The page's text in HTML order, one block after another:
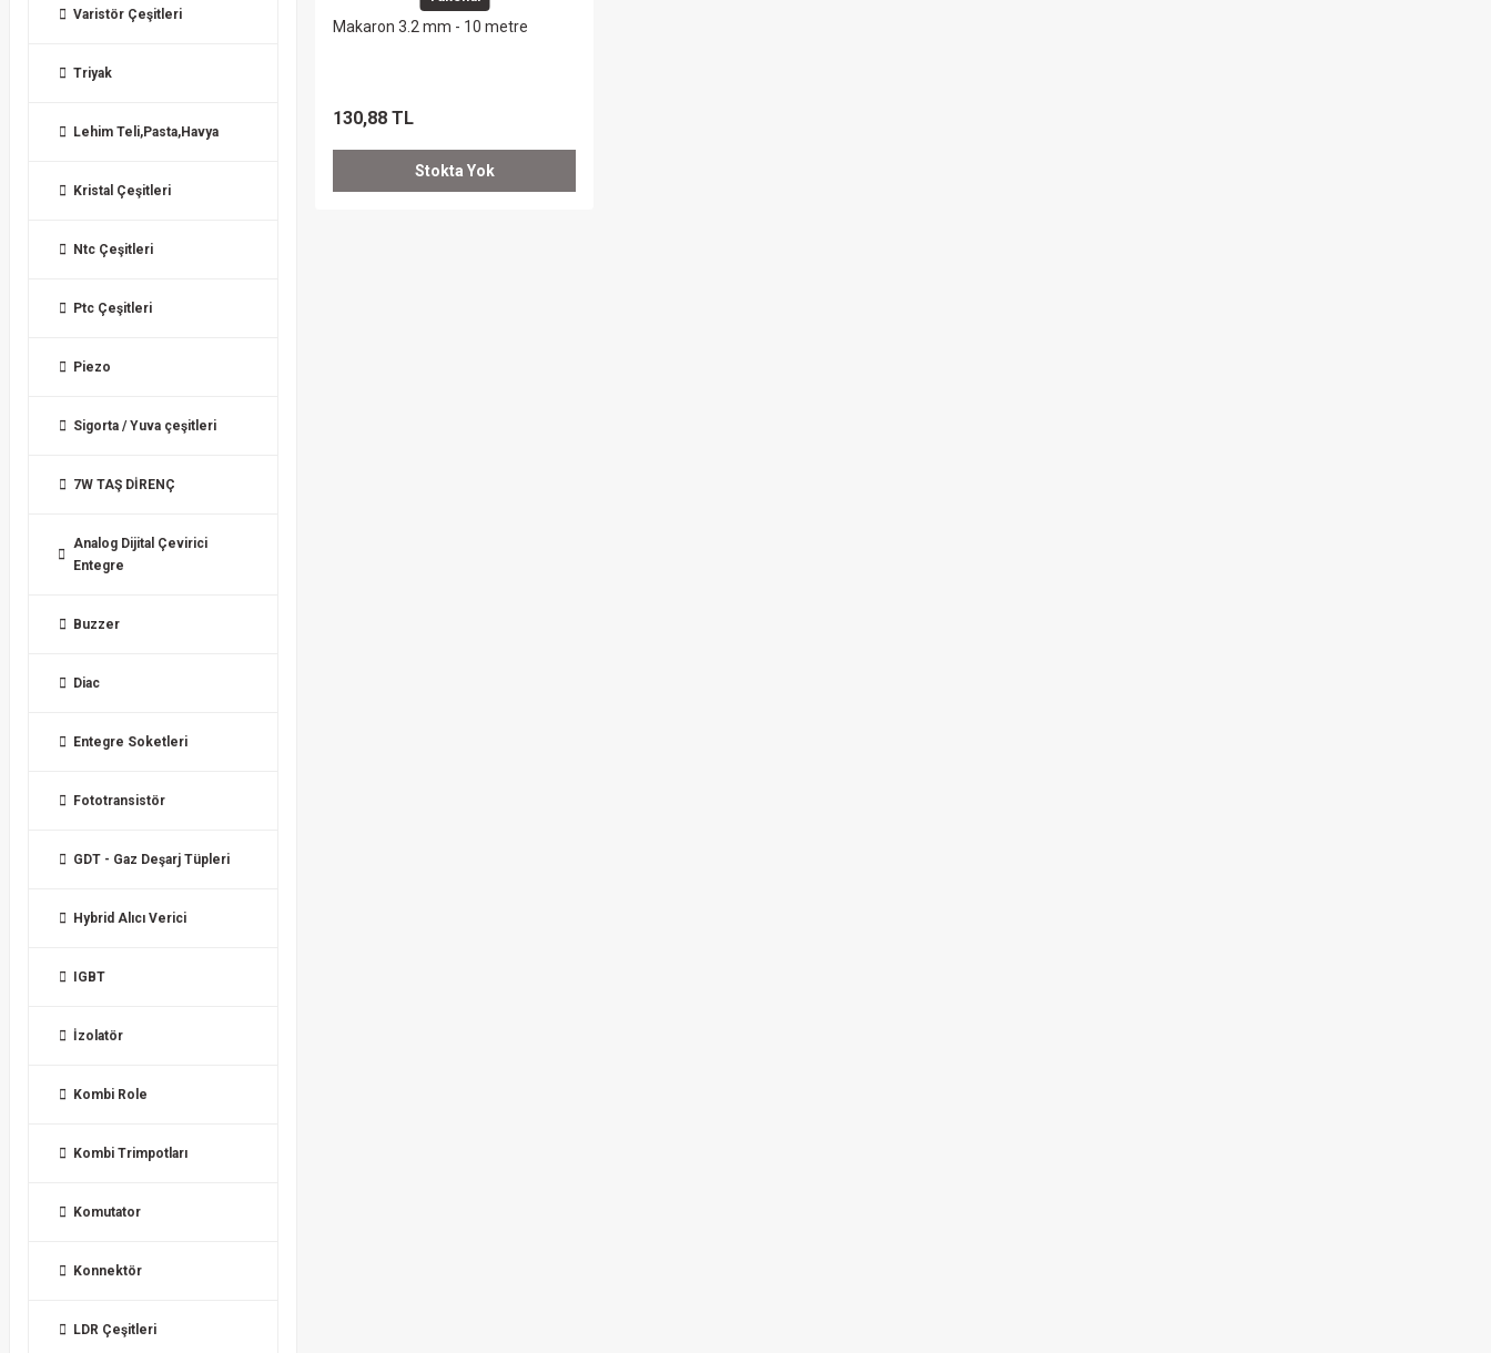
Varistör Çeşitleri
Triyak
Lehim Teli,Pasta,Havya
Kristal Çeşitleri
Ntc Çeşitleri
Ptc Çeşitleri
Piezo
Sigorta / Yuva çeşitleri
7W TAŞ DİRENÇ
Analog Dijital Çevirici
Entegre
Buzzer
Diac
Entegre Soketleri
Fototransistör
GDT - Gaz Deşarj Tüpleri
Hybrid Alıcı Verici
IGBT
İzolatör
Kombi Role
Kombi Trimpotları
Komutator
Konnektör
LDR Çeşitleri
Makaron 3.2 mm - 10 metre
130,88 TL
Stokta Yok